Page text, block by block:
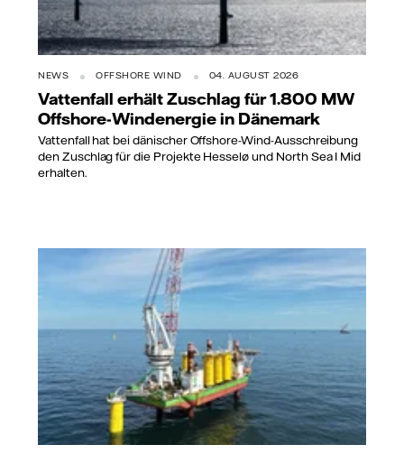
NEWS OFFSHORE WIND 04. AUGUST 2026
Vattenfall erhält Zuschlag für 1.800 MW
Offshore-Windenergie in Dänemark
Vattenfall hat bei dänischer Offshore-Wind-Ausschreibung
den Zuschlag für die Projekte Hesselø und North Sea I Mid
erhalten.